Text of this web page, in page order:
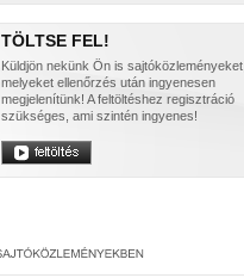
TÖLTSE FEL!
Küldjön nekünk Ön is sajtóközleményeket,
melyeket ellenőrzés után ingyenesen
megjelenítünk! A feltöltéshez regisztráció
szükséges, ami szintén ingyenes!